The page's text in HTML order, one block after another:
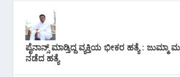
ಪೈನಾನ್ಸ್ ಮಾಡ್ತಿದ್ದ ವ್ಯಕ್ತಿಯ ಭೀಕರ‌ ಹತ್ಯೆ :
ನಡೆದ ಹತ್ಯೆ